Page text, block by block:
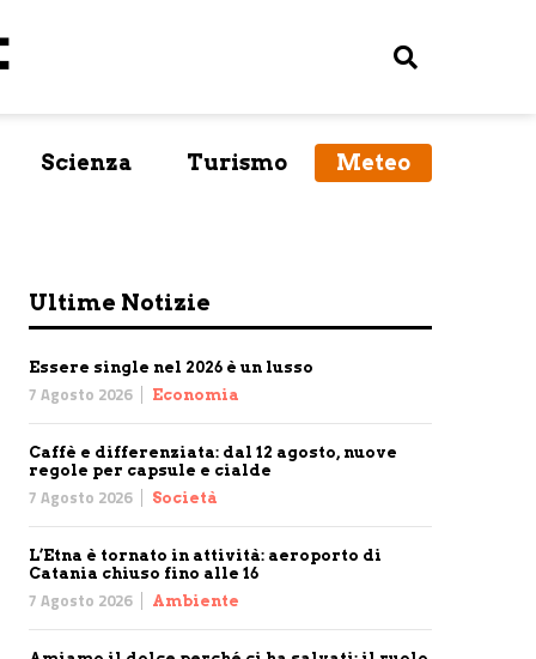
Scienza Turismo Meteo
Ultime Notizie
Essere single nel 2026 è un lusso
7 Agosto 2026 Economia
Caffè e differenziata: dal 12 agosto, nuove
regole per capsule e cialde
7 Agosto 2026 Società
L’Etna è tornato in attività: aeroporto di
Catania chiuso fino alle 16
7 Agosto 2026 Ambiente